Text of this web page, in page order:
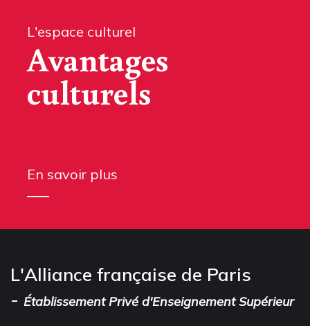
L'espace culturel
Avantages
culturels
En savoir plus
L'Alliance française de Paris
- Établissement Privé d'Enseignement Supérieur